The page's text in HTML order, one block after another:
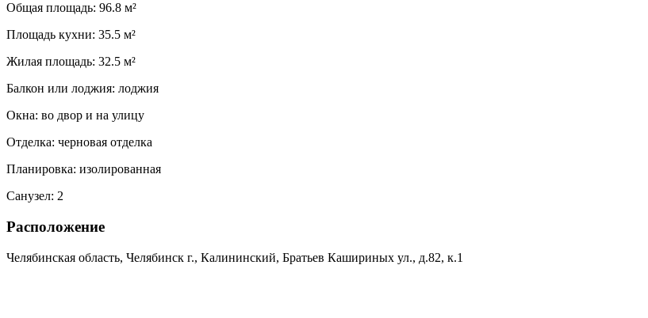
Общая площадь: 96.8 м²
Площадь кухни: 35.5 м²
Жилая площадь: 32.5 м²
Балкон или лоджия: лоджия
Окна: во двор и на улицу
Отделка: черновая отделка
Планировка: изолированная
Санузел: 2
Расположение
Челябинская область, Челябинск г., Калининский, Братьев Кашириных ул., д.82, к.1